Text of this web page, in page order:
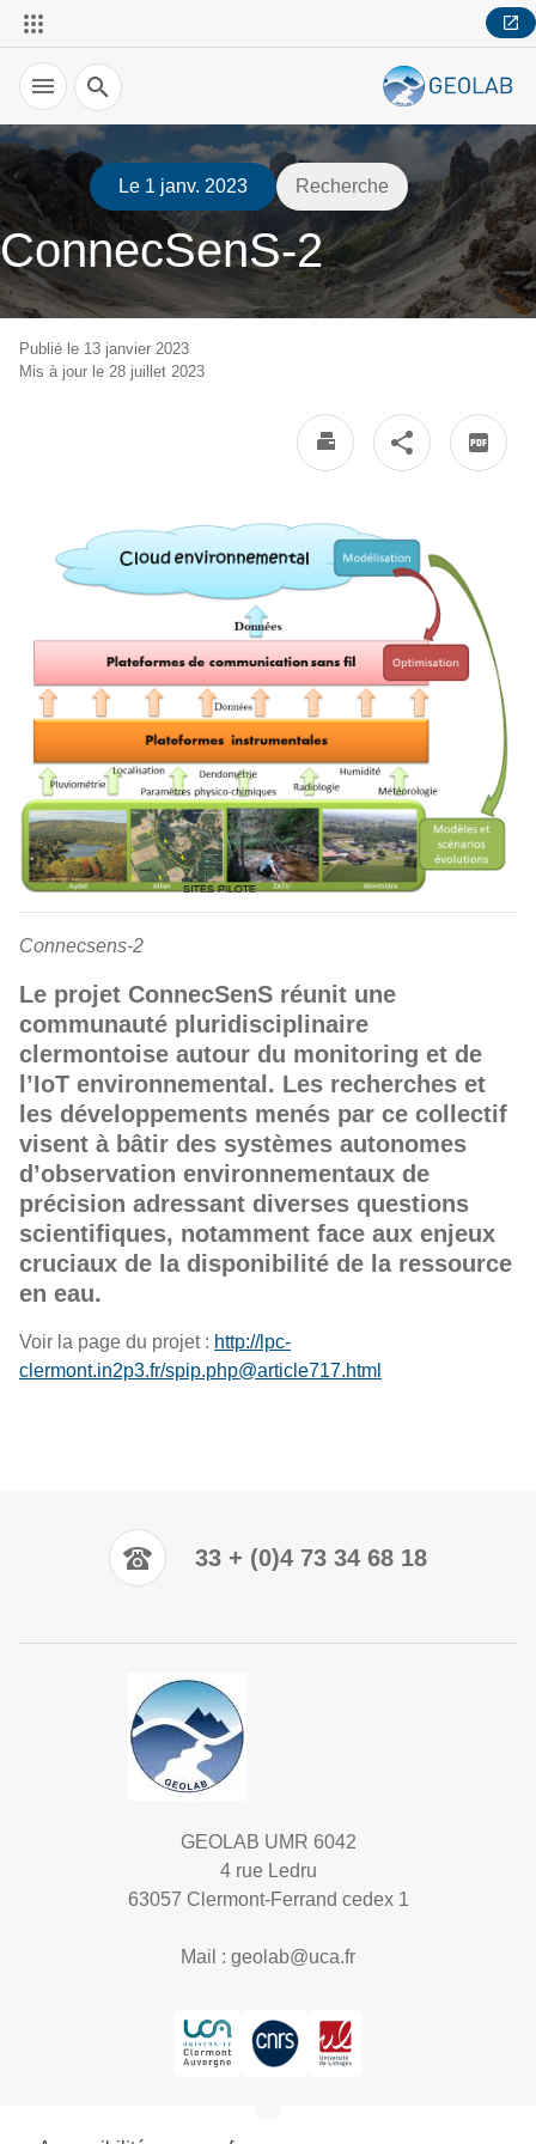
Recherche
Le 1 janv. 2023 Recherche
ConnecSenS-2
Publié le 13 janvier 2023
Mis à jour le 28 juillet 2023
Connecsens-2
Le projet ConnecSenS réunit une
communauté pluridisciplinaire
clermontoise autour du monitoring et de
l’IoT environnemental. Les recherches et
les développements menés par ce collectif
visent à bâtir des systèmes autonomes
d’observation environnementaux de
précision adressant diverses questions
scientifiques, notamment face aux enjeux
cruciaux de la disponibilité de la ressource
en eau.
Voir la page du projet : http://lpc-
clermont.in2p3.fr/spip.php@article717.html
33 + (0)4 73 34 68 18
GEOLAB UMR 6042
4 rue Ledru
63057 Clermont-Ferrand cedex 1
Mail : geolab@uca.fr